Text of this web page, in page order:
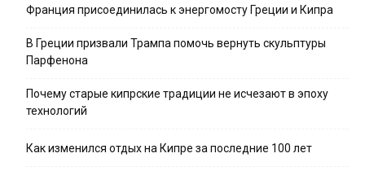
Франция присоединилась к энергомосту Греции и Кипра
В Греции призвали Трампа помочь вернуть скульптуры
Парфенона
Почему старые кипрские традиции не исчезают в эпоху
технологий
Как изменился отдых на Кипре за последние 100 лет